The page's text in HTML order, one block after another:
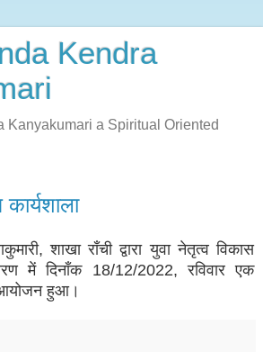
Kendra
Kanyakumari a Spiritual Oriented
शाखा राँचीद्वारा युवा नेतृत्व विकास
में दिनाँक 18/12/2022, रविवार एक
आयोजन हुआ।